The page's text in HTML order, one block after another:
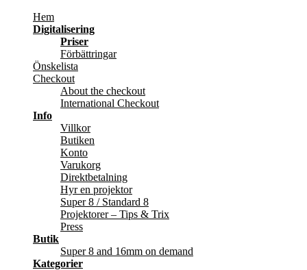
Hem
Digitalisering
Priser
Förbättringar
Önskelista
Checkout
About the checkout
International Checkout
Info
Villkor
Butiken
Konto
Varukorg
Direktbetalning
Hyr en projektor
Super 8 / Standard 8
Projektorer – Tips & Trix
Press
Butik
Super 8 and 16mm on demand
Kategorier